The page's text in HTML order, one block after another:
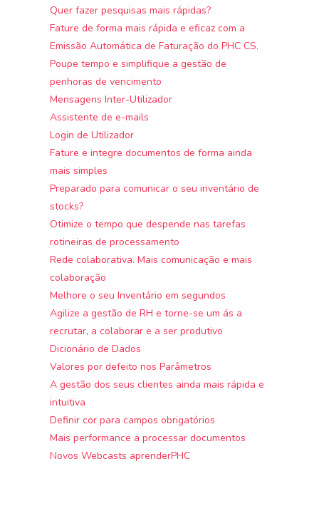
Quer fazer pesquisas mais rápidas?
Fature de forma mais rápida e eficaz com a
Emissão Automática de Faturação do PHC CS.
Poupe tempo e simplifique a gestão de
penhoras de vencimento
Mensagens Inter-Utilizador
Assistente de e-mails
Login de Utilizador
Fature e integre documentos de forma ainda
mais simples
Preparado para comunicar o seu inventário de
stocks?
Otimize o tempo que despende nas tarefas
rotineiras de processamento
Rede colaborativa. Mais comunicação e mais
colaboração
Melhore o seu Inventário em segundos
Agilize a gestão de RH e torne-se um ás a
recrutar, a colaborar e a ser produtivo
Dicionário de Dados
Valores por defeito nos Parâmetros
A gestão dos seus clientes ainda mais rápida e
intuitiva
Definir cor para campos obrigatórios
Mais performance a processar documentos
Novos Webcasts aprenderPHC